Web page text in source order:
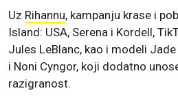
Uz Rihannu, kampanju krase i
Island: USA, Serena i Kordell,
Jules LeBlanc, kao i modeli
i Noni Cyngor, koji dodatno
razigranost.